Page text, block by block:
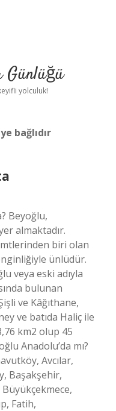
Günlüğü
yolculuk!
bağlıdır
Beyoğlu,
almaktadır.
biri olan
ünlüdür.
veya eski adıyla
bulunan
ve Kâğıthane,
ve batıda Haliç ile
km2 olup 45
Anadolu’da mı?
Avcılar,
Başakşehir,
Fatih,